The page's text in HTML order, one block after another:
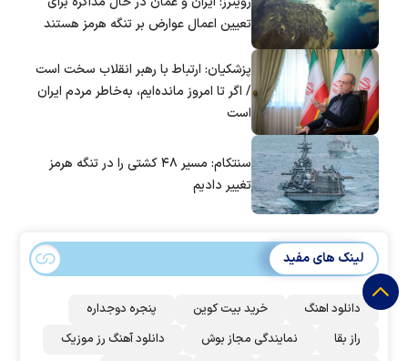
تعیین اعمال عوارض بر تنگه هرمز هستند
پزشکیان: ارتباط با رهبر انقلاب سخت است
/ اگر تا امروز مانده‌ایم، به‌خاطر مردم ایران
است
سنتکام: مسیر ۴۸ کشتی را در تنگه هرمز
تغییر دادیم
لینک های مفید
دانلود اهنگ خرید بیت کوین
پنجره دوجداره
راز بقا
نمایندگی مجاز بوش
دانلود آهنگ رز‌ موزیک